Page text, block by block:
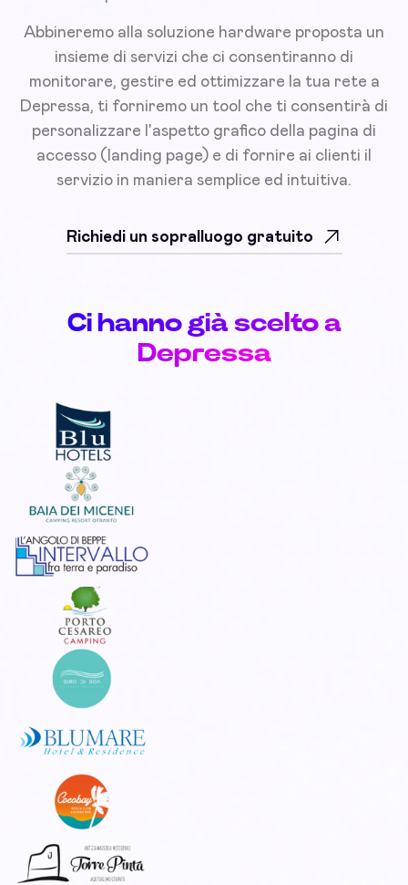
Abbineremo alla soluzione hardware proposta un
insieme di servizi che ci consentiranno di
monitorare, gestire ed ottimizzare la tua rete a
Depressa, ti forniremo un tool che ti consentirà di
personalizzare l'aspetto grafico della pagina di
accesso (landing page) e di fornire ai clienti il
servizio in maniera semplice ed intuitiva.
Richiedi un sopralluogo gratuito
Ci hanno già scelto a
Depressa